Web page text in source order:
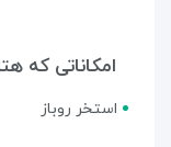
امکاناتی که
استخر روباز